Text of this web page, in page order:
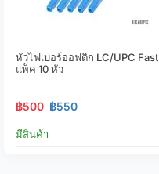
หัวไฟเบอร์ออฟติก LC/UPC Fast
แพ็ค 10 หัว
฿500 ฿550
มีสินค้า